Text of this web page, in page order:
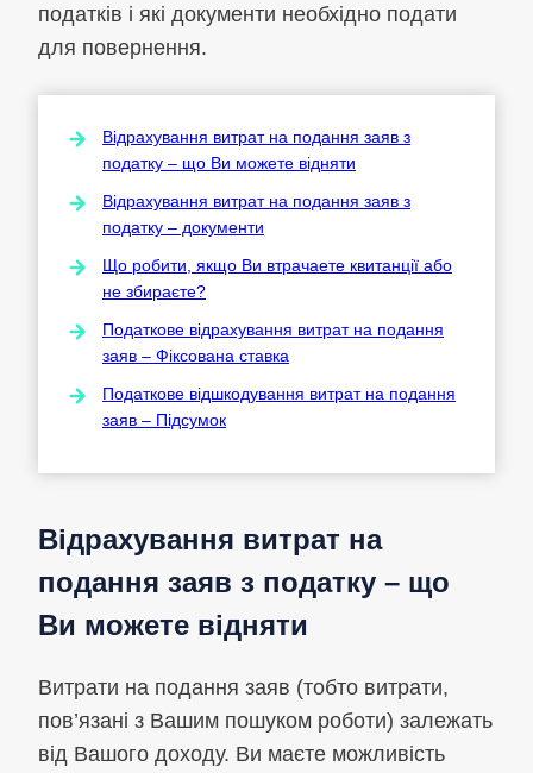
податків і які документи необхідно подати
для повернення.
Відрахування витрат на подання заяв з
податку – що Ви можете відняти
Відрахування витрат на подання заяв з
податку – документи
Що робити, якщо Ви втрачаете квитанції або
не збираєте?
Податкове відрахування витрат на подання
заяв – Фіксована ставка
Податкове відшкодування витрат на подання
заяв – Підсумок
Відрахування витрат на
подання заяв з податку – що
Ви можете відняти
Витрати на подання заяв (тобто витрати,
пов’язані з Вашим пошуком роботи) залежать
від Вашого доходу. Ви маєте можливість